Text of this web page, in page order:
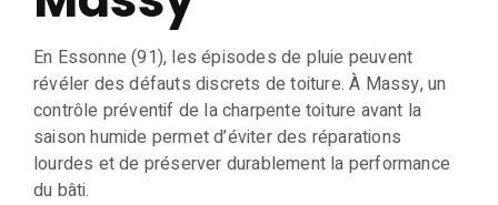
En Essonne (91), les épisodes de pluie peuvent
révéler des défauts discrets de toiture. À Massy, un
contrôle préventif de la charpente toiture avant la
saison humide permet d’éviter des réparations
lourdes et de préserver durablement la performance
du bâti.